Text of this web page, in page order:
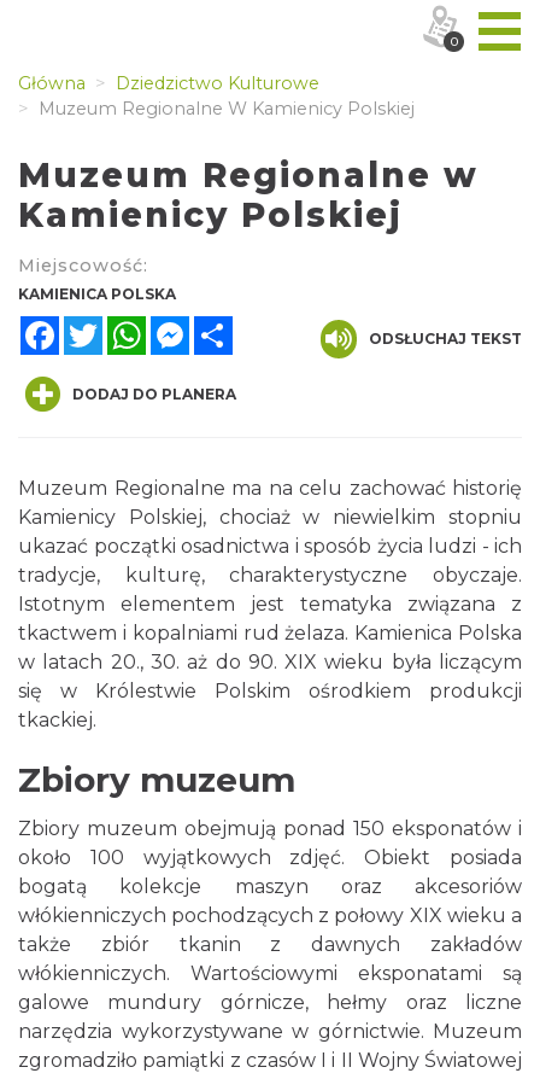
Główna
Dziedzictwo Kulturowe
Muzeum Regionalne W Kamienicy Polskiej
Muzeum Regionalne w
Kamienicy Polskiej
Miejscowość:
KAMIENICA POLSKA
FacebookTwitterWhatsAppMessenger
ODSŁUCHAJ TEKST
DODAJ DO PLANERA
Muzeum Regionalne ma na celu zachować historię
Kamienicy Polskiej, chociaż w niewielkim stopniu
ukazać początki osadnictwa i sposób życia ludzi - ich
tradycje, kulturę, charakterystyczne obyczaje.
Istotnym elementem jest tematyka związana z
tkactwem i kopalniami rud żelaza. Kamienica Polska
w latach 20., 30. aż do 90. XIX wieku była liczącym
się w Królestwie Polskim ośrodkiem produkcji
tkackiej.
Zbiory muzeum
Zbiory muzeum obejmują ponad 150 eksponatów i
około 100 wyjątkowych zdjęć. Obiekt posiada
bogatą kolekcje maszyn oraz akcesoriów
włókienniczych pochodzących z połowy XIX wieku a
także zbiór tkanin z dawnych zakładów
włókienniczych. Wartościowymi eksponatami są
galowe mundury górnicze, hełmy oraz liczne
narzędzia wykorzystywane w górnictwie. Muzeum
zgromadziło pamiątki z czasów I i II Wojny Światowej
0